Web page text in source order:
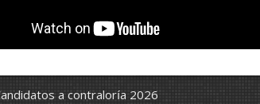
candidatos a contraloría 2026